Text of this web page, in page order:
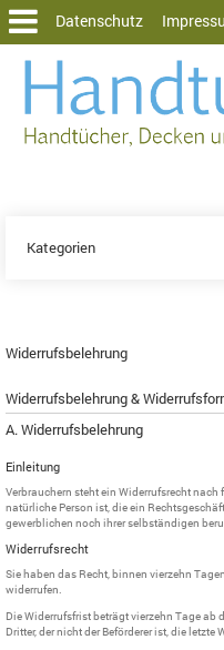
Datenschutz
Kategorien
Widerrufsbelehrung
Widerrufsbelehrung &
A. Widerrufsbelehrung
Einleitung
Verbrauchern steht ein Widerrufsrecht
natürliche Person ist, die ein
gewerblichen noch ihrer selbständigen
Widerrufsrecht
Sie haben das Recht, binnen vierzehn
widerrufen.
Die Widerrufsfrist beträgt vierzehn Tage ab
Dritter, der nicht der Beförderer ist, die